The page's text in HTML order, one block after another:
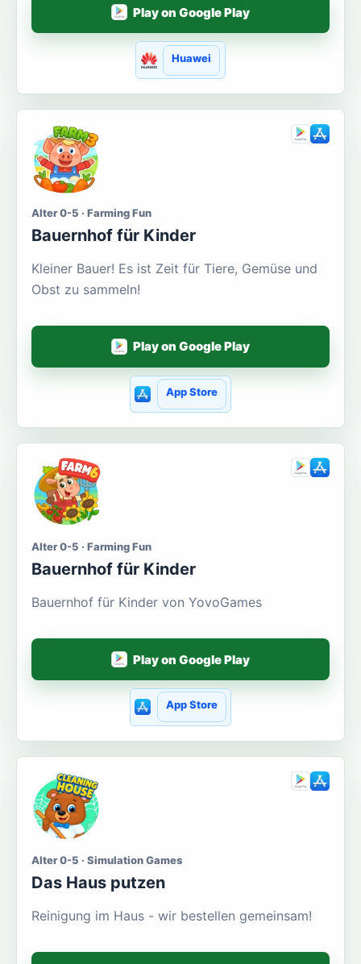
Play on Google Play
Huawei
Alter 0-5 · Farming Fun
Bauernhof für Kinder
Kleiner Bauer! Es ist Zeit für Tiere, Gemüse und
Obst zu sammeln!
Play on Google Play
App Store
Alter 0-5 · Farming Fun
Bauernhof für Kinder
Bauernhof für Kinder von YovoGames
Play on Google Play
App Store
Alter 0-5 · Simulation Games
Das Haus putzen
Reinigung im Haus - wir bestellen gemeinsam!